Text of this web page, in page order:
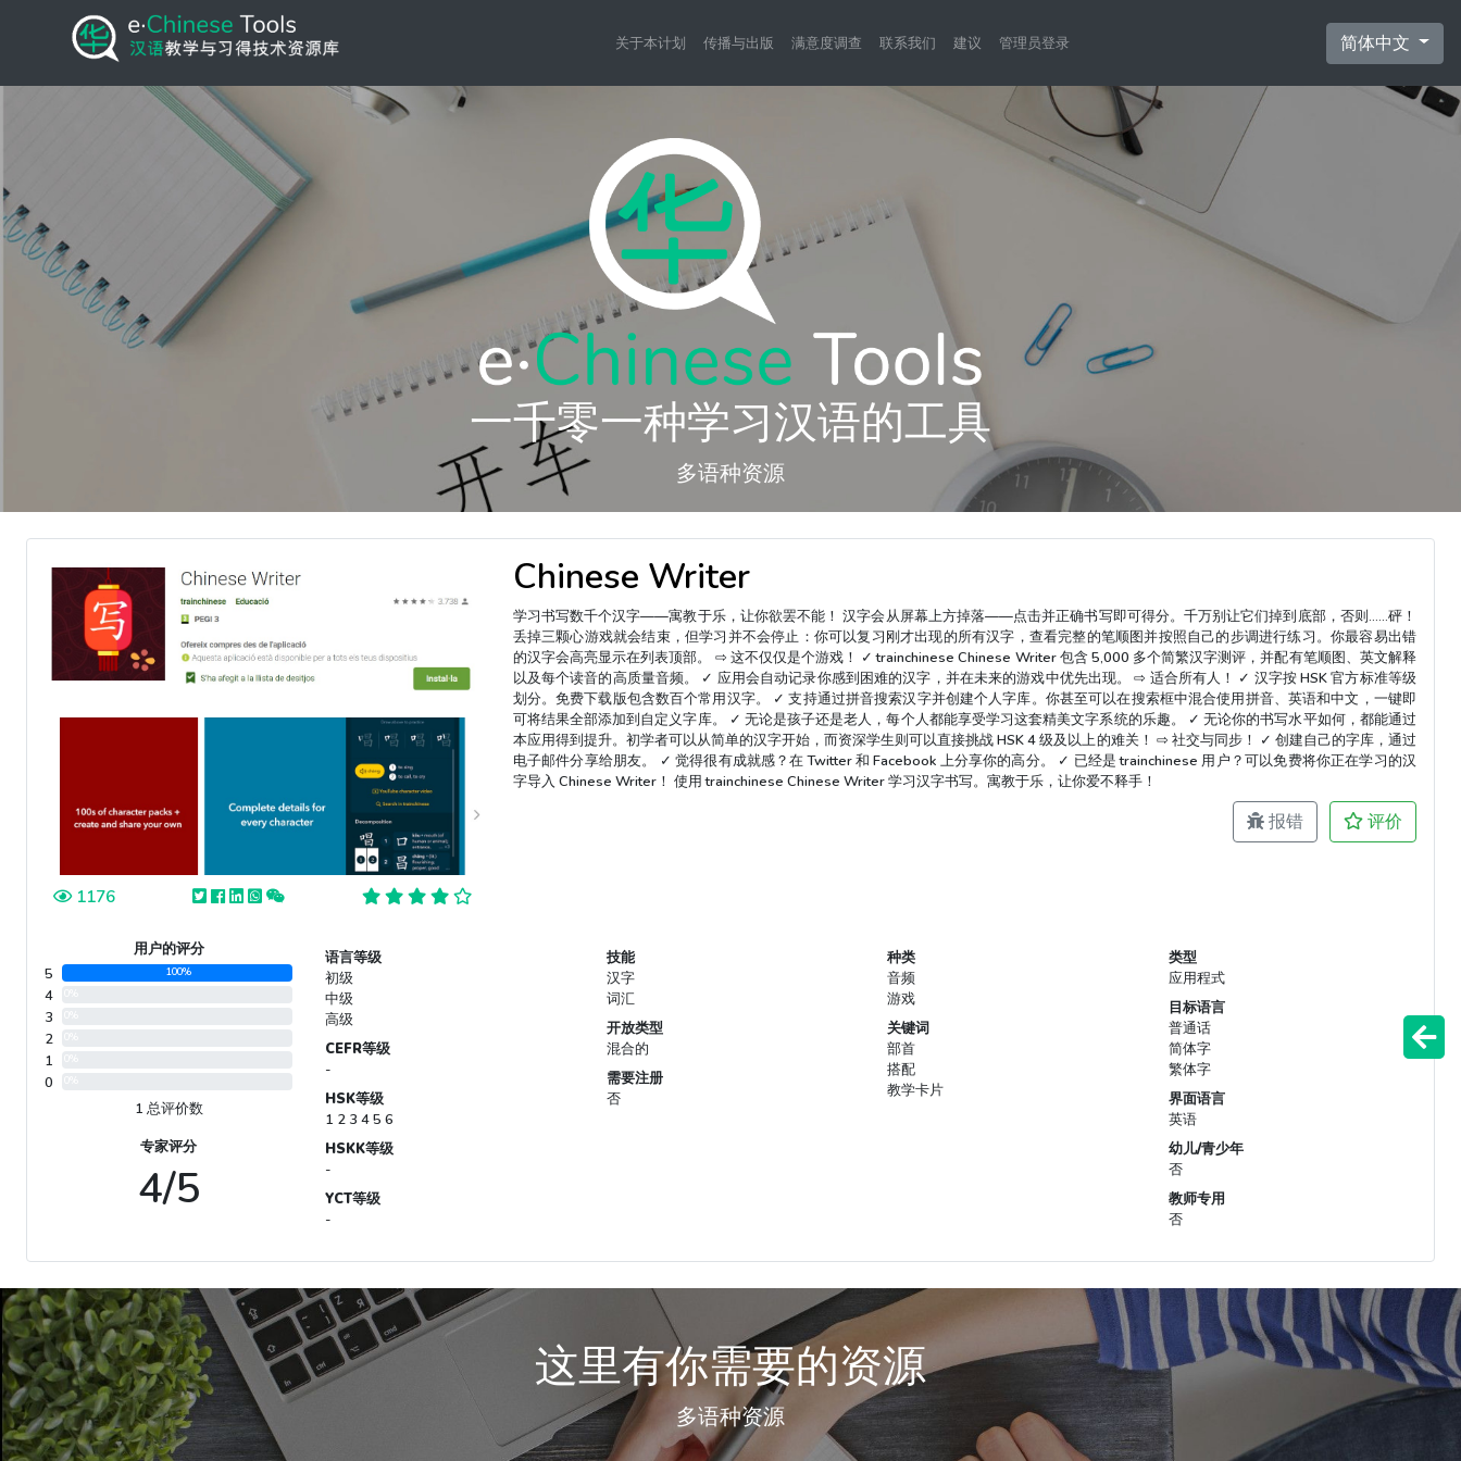
关于本计划 传播与出版 满意度调查 联系我们 建议 管理员登录 简体中文
一千零一种学习汉语的工具
多语种资源
1176
Chinese Writer
学习书写数千个汉字——寓教于乐，让你欲罢不能！ 汉字会从屏幕上方掉落——点击并正确书写即可得分。千万别让它们掉到底部，否则……砰！
丢掉三颗心游戏就会结束，但学习并不会停止：你可以复习刚才出现的所有汉字，查看完整的笔顺图并按照自己的步调进行练习。你最容易出错
的汉字会高亮显示在列表顶部。 ⇨ 这不仅仅是个游戏！ ✓ trainchinese Chinese Writer 包含 5,000 多个简繁汉字测评，并配有笔顺图、英文解释
以及每个读音的高质量音频。 ✓ 应用会自动记录你感到困难的汉字，并在未来的游戏中优先出现。 ⇨ 适合所有人！ ✓ 汉字按 HSK 官方标准等级
划分。免费下载版包含数百个常用汉字。 ✓ 支持通过拼音搜索汉字并创建个人字库。你甚至可以在搜索框中混合使用拼音、英语和中文，一键即
可将结果全部添加到自定义字库。 ✓ 无论是孩子还是老人，每个人都能享受学习这套精美文字系统的乐趣。 ✓ 无论你的书写水平如何，都能通过
本应用得到提升。初学者可以从简单的汉字开始，而资深学生则可以直接挑战 HSK 4 级及以上的难关！ ⇨ 社交与同步！ ✓ 创建自己的字库，通过
电子邮件分享给朋友。 ✓ 觉得很有成就感？在 Twitter 和 Facebook 上分享你的高分。 ✓ 已经是 trainchinese 用户？可以免费将你正在学习的汉
字导入 Chinese Writer！ 使用 trainchinese Chinese Writer 学习汉字书写。寓教于乐，让你爱不释手！
报错 评价
用户的评分
5
100%
4
3
2
1
0
1 总评价数
专家评分
4/5
语言等级
初级
中级
高级
CEFR等级
-
HSK等级
1 2 3 4 5 6
HSKK等级
-
YCT等级
-
技能
汉字
词汇
开放类型
混合的
需要注册
否
种类
音频
游戏
关键词
部首
搭配
教学卡片
类型
应用程式
目标语言
普通话
简体字
繁体字
界面语言
英语
幼儿/青少年
否
教师专用
否
这里有你需要的资源
多语种资源